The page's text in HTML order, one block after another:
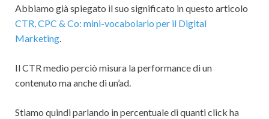
Abbiamo già spiegato il suo significato in questo articolo
CTR, CPC & Co: mini-vocabolario per il Digital
Marketing
Il CTR medio perciò misura la performance di un
contenuto ma anche di un’ad.
Stiamo quindi parlando in percentuale di quanti click ha